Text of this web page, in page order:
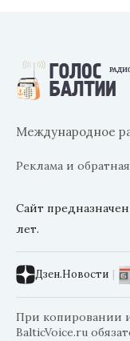
Международное
Реклама и
Сайт
лет.
Дзен.Новости |
При копировании
BalticVoice.ru